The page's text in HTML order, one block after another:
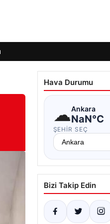
Hava Durumu
☁Ankara
NaN°C
ŞEHIR SEÇ
Bizi Takip Edin